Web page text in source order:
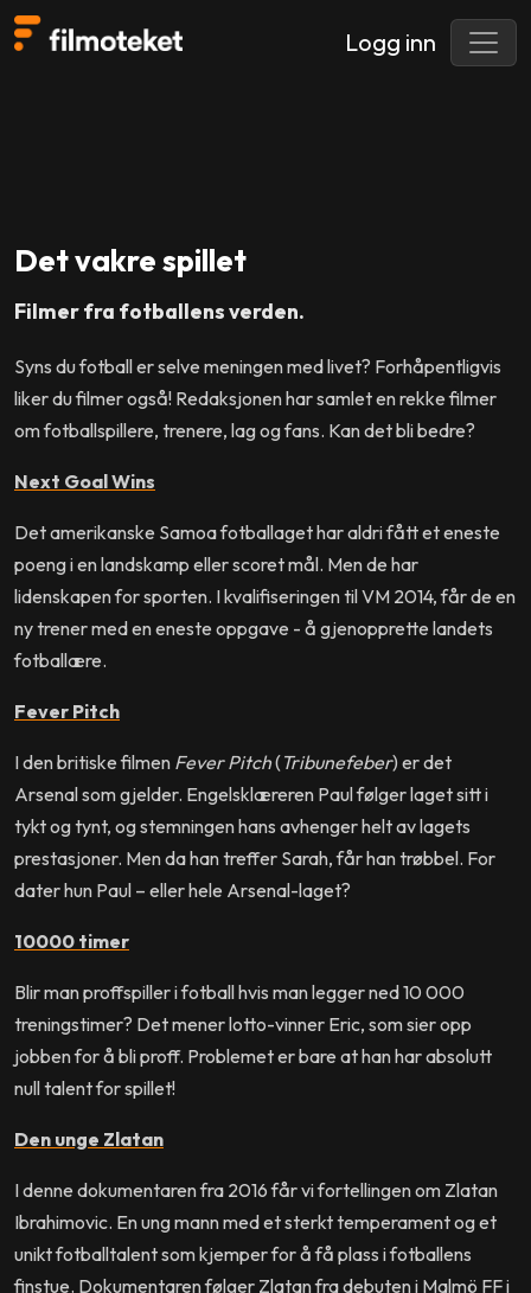
Logg inn
Det vakre spillet
Filmer fra fotballens verden.
Syns du fotball er selve meningen med livet? Forhåpentligvis
liker du filmer også! Redaksjonen har samlet en rekke filmer
om fotballspillere, trenere, lag og fans. Kan det bli bedre?
Next Goal Wins
Det amerikanske Samoa fotballaget har aldri fått et eneste
poeng i en landskamp eller scoret mål. Men de har
lidenskapen for sporten. I kvalifiseringen til VM 2014, får de en
ny trener med en eneste oppgave - å gjenopprette landets
fotballære.
Fever Pitch
I den britiske filmen Fever Pitch(Tribunefeber) er det
Arsenal som gjelder. Engelsklæreren Paul følger laget sitt i
tykt og tynt, og stemningen hans avhenger helt av lagets
prestasjoner. Men da han treffer Sarah, får han trøbbel. For
dater hun Paul – eller hele Arsenal-laget?
10000 timer
Blir man proffspiller i fotball hvis man legger ned 10 000
treningstimer? Det mener lotto-vinner Eric, som sier opp
jobben for å bli proff. Problemet er bare at han har absolutt
null talent for spillet!
Den unge Zlatan
I denne dokumentaren fra 2016 får vi fortellingen om Zlatan
Ibrahimovic. En ung mann med et sterkt temperament og et
unikt fotballtalent som kjemper for å få plass i fotballens
finstue. Dokumentaren følger Zlatan fra debuten i Malmö FF i